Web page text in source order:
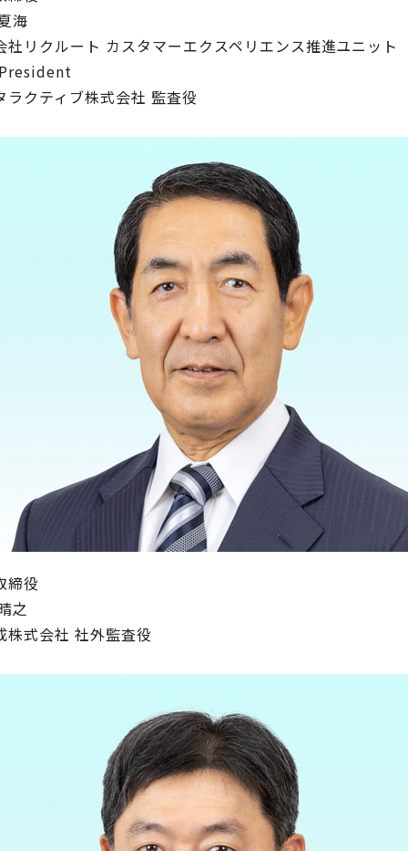
海
社リクルート カスタマーエクスペリエンス推進ユニット
ラクティブ株式会社 監査役
締役
之
株式会社 社外監査役